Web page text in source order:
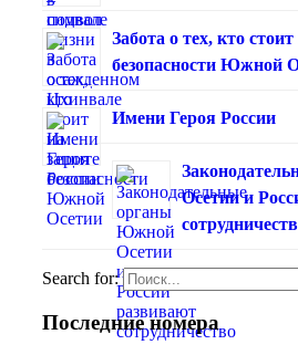
Забота о тех, кто
безопасности Южной
Имени Героя России
Осетии и
Search for:
Последние номера